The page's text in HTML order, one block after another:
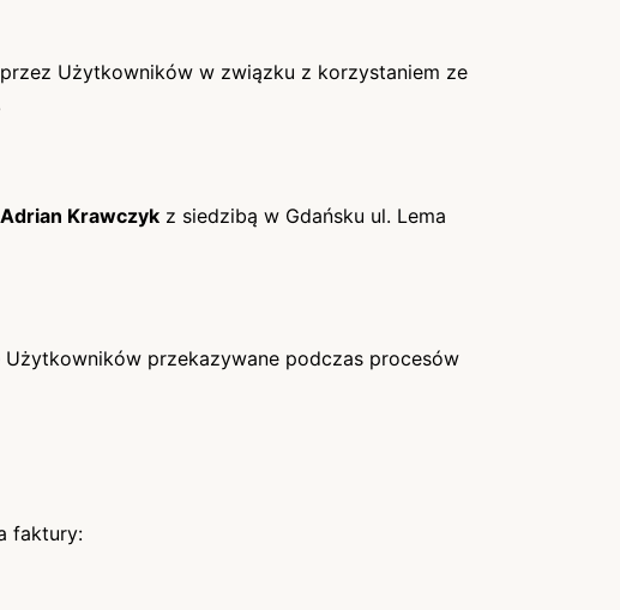
Użytkowników w związku z korzystaniem ze
Krawczyk z siedzibą w Gdańsku ul. Lema
przekazywane podczas procesów
faktury: